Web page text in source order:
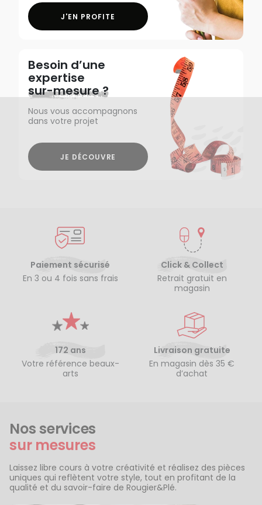
J'EN PROFITE
Besoin d’une
expertise
sur-mesure ?
Nous vous accompagnons
dans votre projet
JE DÉCOUVRE
Paiement sécurisé
En 3 ou 4 fois sans frais
Click & Collect
Retrait gratuit en
magasin
172 ans
Votre référence beaux-
arts
Livraison gratuite
En magasin dès 35 €
d’achat
Nos services
sur mesures
Laissez libre cours à votre créativité et réalisez des pièces
uniques qui reflètent votre style, tout en profitant de la
qualité et du savoir-faire de Rougier&Plé.